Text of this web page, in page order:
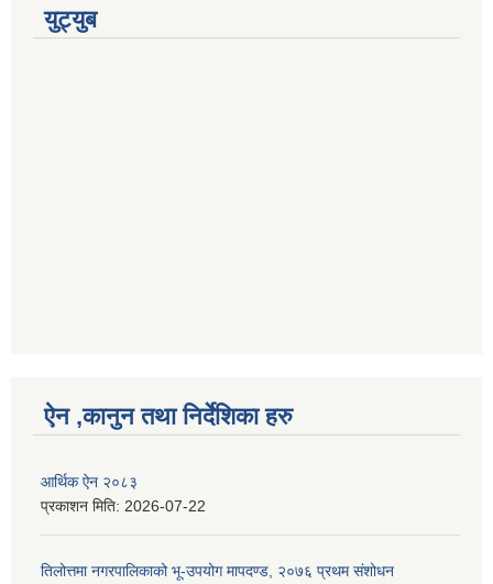
युट्युब
ऐन ,कानुन तथा निर्देशिका हरु
आर्थिक ऐन २०८३
प्रकाशन मिति: 2026-07-22
तिलोत्तमा नगरपालिकाको भू-उपयोग मापदण्ड, २०७६ प्रथम संशोधन